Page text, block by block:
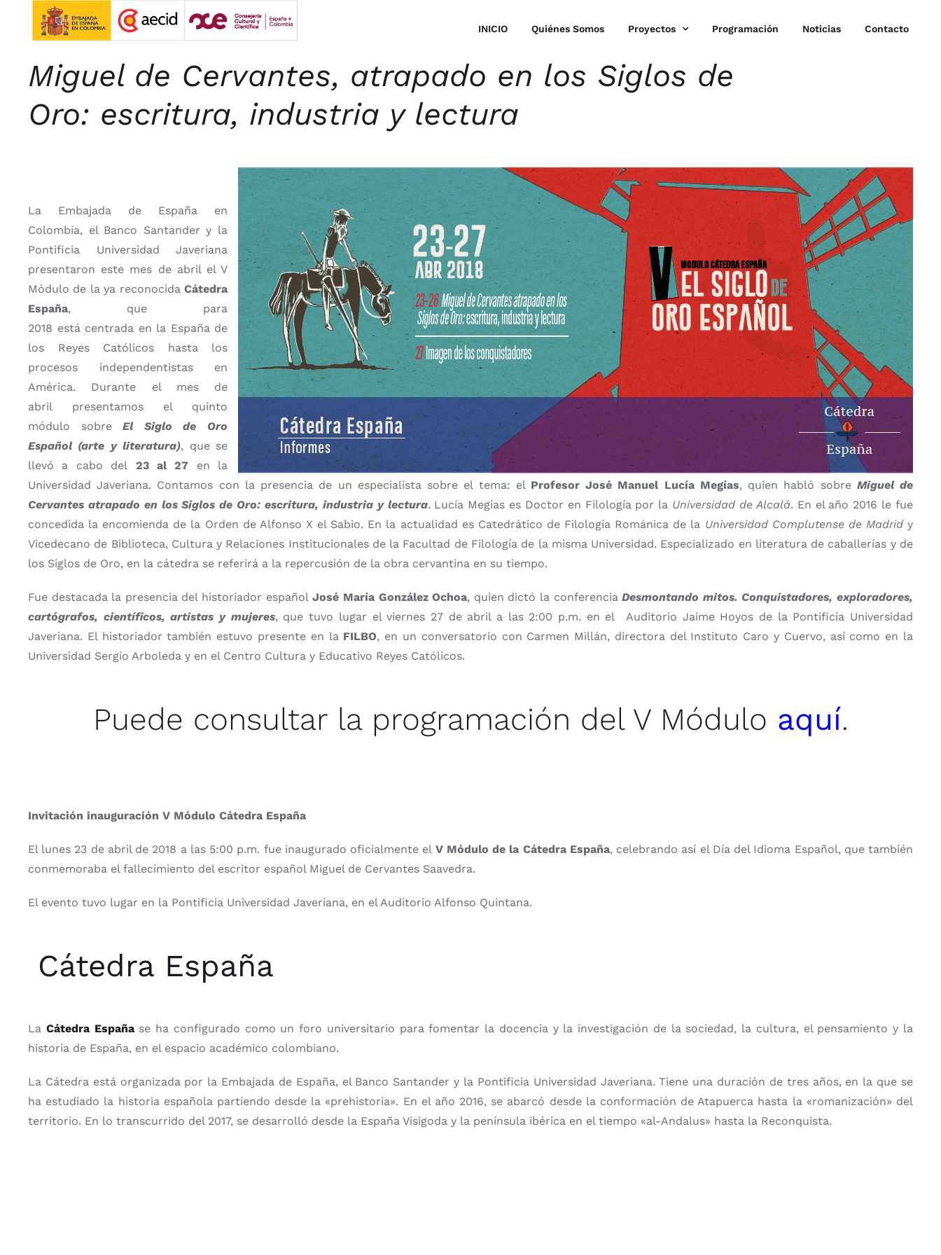
INICIO Quiénes Somos Proyectos Programación Noticias Contacto
Miguel de Cervantes, atrapado en los Siglos de
Oro: escritura, industria y lectura
La Embajada de España en
Colombia, el Banco Santander y la
Pontificia Universidad Javeriana
presentaron este mes de abril el V
Módulo de la ya reconocida Cátedra
España, que para
2018 está centrada en la España de
los Reyes Católicos hasta los
procesos independentistas en
América. Durante el mes de
abril presentamos el quinto
módulo sobreEl Siglo de Oro
Español (arte y literatura), que se
llevó a cabo del 23 al 27 en la
Universidad Javeriana. Contamos con la presencia de un especialista sobre el tema: el Profesor José Manuel Lucía Megías, quien habló sobre Miguel de
Cervantes atrapado en los Siglos de Oro: escritura, industria y lectura. Lucía Megías es Doctor en Filología por la Universidad de Alcalá. En el año 2016 le fue
concedida la encomienda de la Orden de Alfonso X el Sabio. En la actualidad es Catedrático de Filología Románica de la Universidad Complutense de Madridy
Vicedecano de Biblioteca, Cultura y Relaciones Institucionales de la Facultad de Filología de la misma Universidad. Especializado en literatura de caballerías y de
los Siglos de Oro, en la cátedra se referirá a la repercusión de la obra cervantina en su tiempo.
Fue destacada la presencia del historiador españolJosé María González Ochoa, quien dictó la conferenciaDesmontando mitos. Conquistadores, exploradores,
cartógrafos, científicos, artistas y mujeres, que tuvo lugar el viernes 27 de abril a las 2:00 p.m. en el Auditorio Jaime Hoyos de la Pontificia Universidad
Javeriana. El historiador también estuvo presente en la FILBO, en un conversatorio con Carmen Millán, directora del Instituto Caro y Cuervo, así como en la
Universidad Sergio Arboleda y en el Centro Cultura y Educativo Reyes Católicos.
Puede consultar la programación del V Módulo aquí.
Invitación inauguración V Módulo Cátedra España
El lunes 23 de abril de 2018 a las 5:00 p.m. fue inaugurado oficialmente el V Módulo de la Cátedra España, celebrando así el Día del Idioma Español, que también
conmemoraba el fallecimiento del escritor español Miguel de Cervantes Saavedra.
El evento tuvo lugar en la Pontificia Universidad Javeriana, en el Auditorio Alfonso Quintana.
Cátedra España
La Cátedra Españase ha configurado como un foro universitario para fomentar la docencia y la investigación de la sociedad, la cultura, el pensamiento y la
historia de España, en el espacio académico colombiano.
La Cátedra está organizada por la Embajada de España, el Banco Santander y la Pontificia Universidad Javeriana. Tiene una duración de tres años, en la que se
ha estudiado la historia española partiendo desde la «prehistoria». En el año 2016, se abarcó desde la conformación de Atapuerca hasta la «romanización» del
territorio. En lo transcurrido del 2017, se desarrolló desde la España Visigoda y la península ibérica en el tiempo «al-Andalus» hasta la Reconquista.